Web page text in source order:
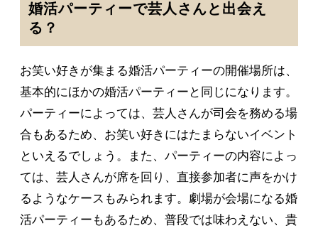
婚活パーティーで芸人さんと出会え
る？
お笑い好きが集まる婚活パーティーの開催場所は、
基本的にほかの婚活パーティーと同じになります。
パーティーによっては、芸人さんが司会を務める場
合もあるため、お笑い好きにはたまらないイベント
といえるでしょう。また、パーティーの内容によっ
ては、芸人さんが席を回り、直接参加者に声をかけ
るようなケースもみられます。劇場が会場になる婚
活パーティーもあるため、普段では味わえない、貴